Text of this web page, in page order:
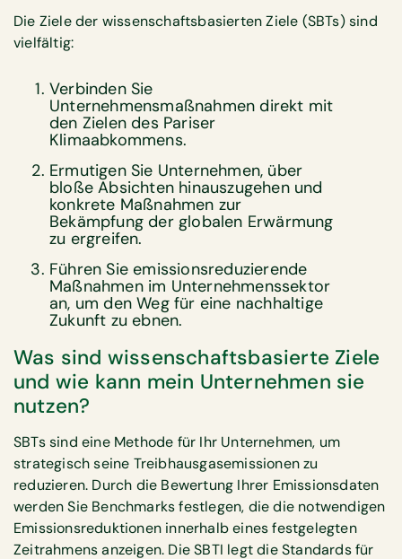
Die Ziele der wissenschaftsbasierten Ziele (SBTs) sind
vielfältig:
Verbinden Sie
Unternehmensmaßnahmen direkt mit
den Zielen des Pariser
Klimaabkommens.
Ermutigen Sie Unternehmen, über
bloße Absichten hinauszugehen und
konkrete Maßnahmen zur
Bekämpfung der globalen Erwärmung
zu ergreifen.
Führen Sie emissionsreduzierende
Maßnahmen im Unternehmenssektor
an, um den Weg für eine nachhaltige
Zukunft zu ebnen.
Was sind wissenschaftsbasierte Ziele
und wie kann mein Unternehmen sie
nutzen?
SBTs sind eine Methode für Ihr Unternehmen, um
strategisch seine Treibhausgasemissionen zu
reduzieren. Durch die Bewertung Ihrer Emissionsdaten
werden Sie Benchmarks festlegen, die die notwendigen
Emissionsreduktionen innerhalb eines festgelegten
Zeitrahmens anzeigen. Die SBTI legt die Standards für